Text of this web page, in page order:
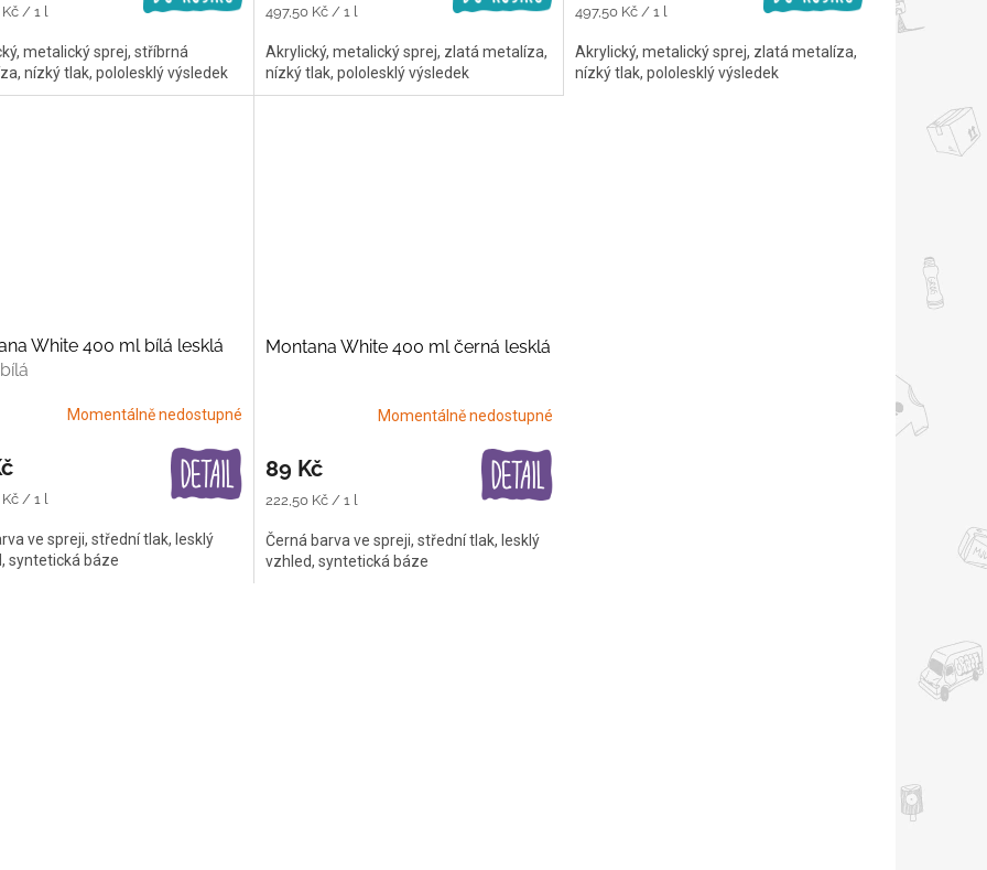
/ 1 l
metalický sprej, stříbrná
nízký tlak, pololesklý výsledek
Měrná
497,50 Kč / 1 l
Akrylický, metalický sprej, zlatá metalíza,
nízký tlak, pololesklý výsledek
Měrná
497,50 Kč / 1 l
Akrylický, metalický sprej, zlatá metalíza,
nízký tlak, pololesklý výsledek
White 400 ml bílá lesklá
Momentálně nedostupné
/ 1 l
ve spreji, střední tlak, lesklý
syntetická báze
Montana White 400 ml černá lesklá
Momentálně nedostupné
89 Kč
Měrná
222,50 Kč / 1 l
Černá barva ve spreji, střední tlak, lesklý
vzhled, syntetická báze